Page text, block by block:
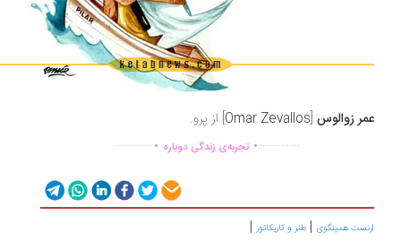
زوالوس[
Omar Zevallos ] از پرو.
...............
. تجربه‌ی زندگی دوباره.
..............
همینگوی|طنز و کاریکاتور|